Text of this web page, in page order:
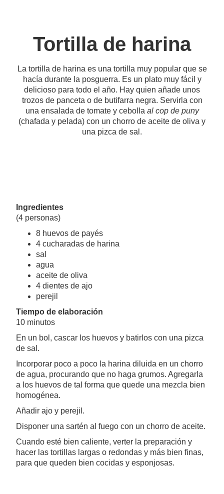
Tortilla de harina
La tortilla de harina es una tortilla muy popular que se
hacía durante la posguerra. Es un plato muy fácil y
delicioso para todo el año. Hay quien añade unos
trozos de panceta o de butifarra negra. Servirla con
una ensalada de tomate y cebolla al cop de puny
(chafada y pelada) con un chorro de aceite de oliva y
una pizca de sal.
Ingredientes
(4 personas)
8 huevos de payés
4 cucharadas de harina
sal
agua
aceite de oliva
4 dientes de ajo
perejil
Tiempo de elaboración
10 minutos
En un bol, cascar los huevos y batirlos con una pizca
de sal.
Incorporar poco a poco la harina diluida en un chorro
de agua, procurando que no haga grumos. Agregarla
a los huevos de tal forma que quede una mezcla bien
homogénea.
Añadir ajo y perejil.
Disponer una sartén al fuego con un chorro de aceite.
Cuando esté bien caliente, verter la preparación y
hacer las tortillas largas o redondas y más bien finas,
para que queden bien cocidas y esponjosas.